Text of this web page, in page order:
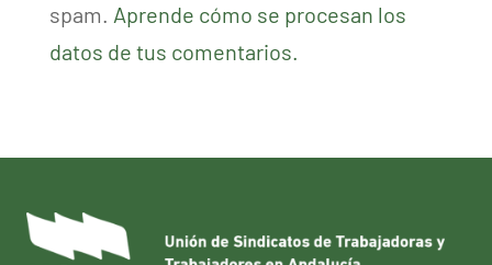
spam. Aprende cómo se procesan los
datos de tus comentarios.